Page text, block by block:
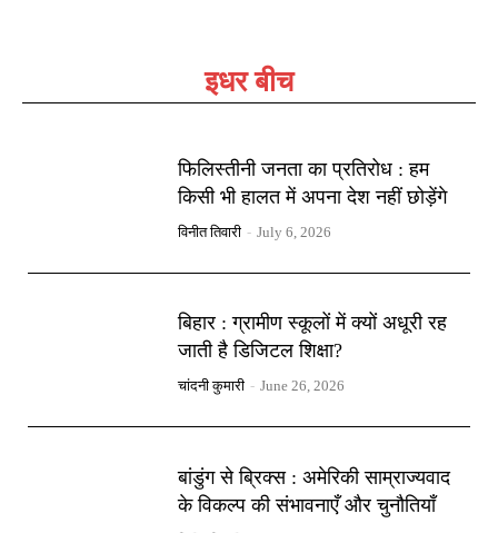
इधर बीच
फिलिस्तीनी जनता का प्रतिरोध : हम
किसी भी हालत में अपना देश नहीं छोड़ेंगे
विनीत तिवारी - July 6, 2026
बिहार : ग्रामीण स्कूलों में क्यों अधूरी रह
जाती है डिजिटल शिक्षा?
चांदनी कुमारी - June 26, 2026
बांडुंग से ब्रिक्स : अमेरिकी साम्राज्यवाद
के विकल्प की संभावनाएँ और चुनौतियाँ